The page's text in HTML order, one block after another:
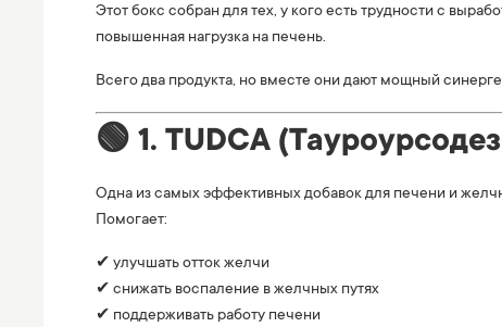
Этот бокс собран для тех, у кого есть трудности с
повышенная нагрузка на печень.
Всего два продукта, но вместе они дают мощный
🟢 1. TUDCA
Одна из самых эффективных добавок для печени и
Помогает:
✔ улучшать отток желчи
✔ снижать воспаление в желчных путях
✔ поддерживать работу печени